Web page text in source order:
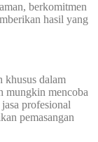
berkomitmen
hasil yang
khusus dalam
mungkin mencoba
profesional
pemasangan